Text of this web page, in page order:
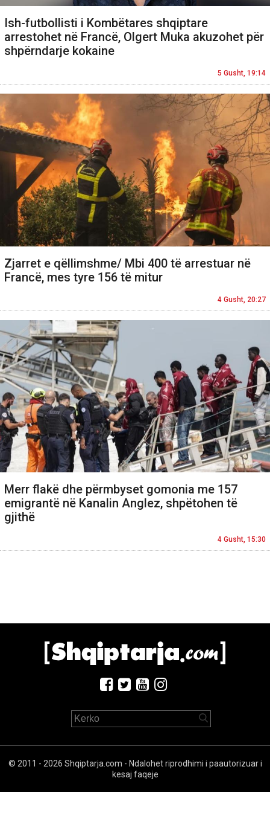
Ish-futbollisti i Kombëtares shqiptare
arrestohet në Francë, Olgert Muka akuzohet për
shpërndarje kokaine
5 Gusht, 19:14
Zjarret e qëllimshme/ Mbi 400 të arrestuar në
Francë, mes tyre 156 të mitur
4 Gusht, 20:27
Merr flakë dhe përmbyset gomonia me 157
emigrantë në Kanalin Anglez, shpëtohen të
gjithë
4 Gusht, 15:30
© 2011 - 2026 Shqiptarja.com - Ndalohet riprodhimi i paautorizuar i
kesaj faqeje